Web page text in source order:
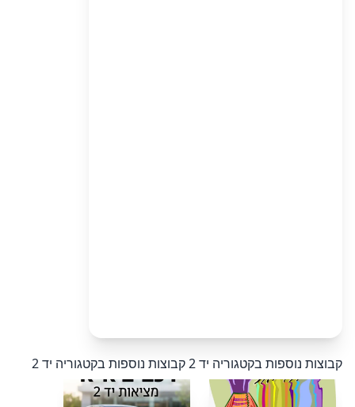
קבוצות נוספות בקטגוריה יד 2 קבוצות נוספות בקטגוריה יד 2